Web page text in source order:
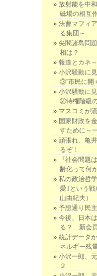
放射能を中
磁場の相互
法曹マフィ
る集団～
尖閣諸島問
相は？
報道とカネ
小沢騒動に
③“市民に開
小沢騒動に
②特権階級
マスコミが
国家財政を
すために～
頑張れ、亀
るぞ！
『社会問題
齢化って何
私の政治哲
愛｣という
山由紀夫）
予想通り民
今後、日本
る？…新会
統計データ
ネルギー残量
小沢一郎、
２